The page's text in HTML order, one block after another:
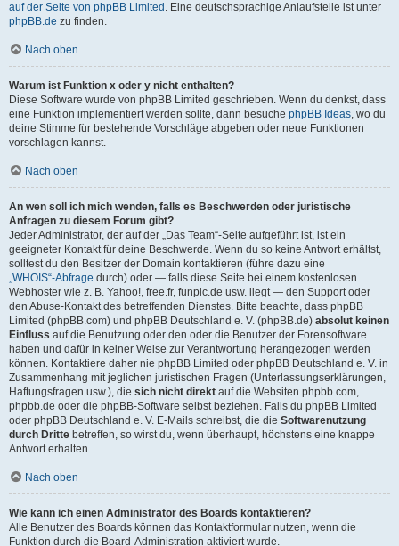
auf der Seite von phpBB Limited . Eine deutschsprachige Anlaufstelle ist unter
phpBB.de zu finden.
Nach oben
Warum ist Funktion x oder y nicht enthalten?
Diese Software wurde von phpBB Limited geschrieben. Wenn du denkst, dass
eine Funktion implementiert werden sollte, dann besuche phpBB Ideas, wo du
deine Stimme für bestehende Vorschläge abgeben oder neue Funktionen
vorschlagen kannst.
Nach oben
An wen soll ich mich wenden, falls es Beschwerden oder juristische
Anfragen zu diesem Forum gibt?
Jeder Administrator, der auf der „Das Team“-Seite aufgeführt ist, ist ein
geeigneter Kontakt für deine Beschwerde. Wenn du so keine Antwort erhältst,
solltest du den Besitzer der Domain kontaktieren (führe dazu eine
„WHOIS“-Abfrage durch) oder — falls diese Seite bei einem kostenlosen
Webhoster wie z. B. Yahoo!, free.fr, funpic.de usw. liegt — den Support oder
den Abuse-Kontakt des betreffenden Dienstes. Bitte beachte, dass phpBB
Limited (phpBB.com) und phpBB Deutschland e. V. (phpBB.de) absolut keinen
Einfluss auf die Benutzung oder den oder die Benutzer der Forensoftware
haben und dafür in keiner Weise zur Verantwortung herangezogen werden
können. Kontaktiere daher nie phpBB Limited oder phpBB Deutschland e. V. in
Zusammenhang mit jeglichen juristischen Fragen (Unterlassungserklärungen,
Haftungsfragen usw.), die sich nicht direkt auf die Websiten phpbb.com,
phpbb.de oder die phpBB-Software selbst beziehen. Falls du phpBB Limited
oder phpBB Deutschland e. V. E-Mails schreibst, die die Softwarenutzung
durch Dritte betreffen, so wirst du, wenn überhaupt, höchstens eine knappe
Antwort erhalten.
Nach oben
Wie kann ich einen Administrator des Boards kontaktieren?
Alle Benutzer des Boards können das Kontaktformular nutzen, wenn die
Funktion durch die Board-Administration aktiviert wurde.